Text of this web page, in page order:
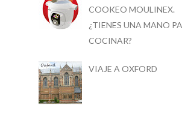
COOKEO MOULINEX.
¿TIENES UNA MANO
COCINAR?
VIAJE A OXFORD